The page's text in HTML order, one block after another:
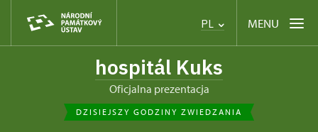
PL MENU
hospitál Kuks
Oficjalna prezentacja
DZISIEJSZY GODZINY ZWIEDZANIA